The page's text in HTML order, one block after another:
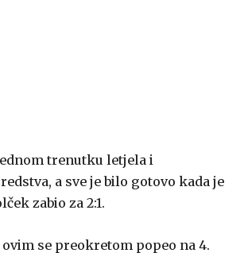
trenutku letjela i
a sve je bilo gotovo kada je
zabio za 2:1.
se preokretom popeo na 4.